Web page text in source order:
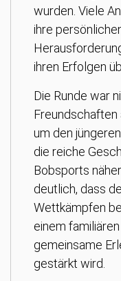
wurden. Viele
ihre
ihren Erfolgen
Die Runde war
Freundschaften
um den
die reiche
Bobsports
deutlich, dass
Wettkämpfen
einem
gemeinsame
gestärkt wird.